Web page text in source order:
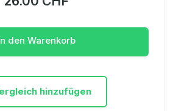
den Warenkorb
hinzufügen